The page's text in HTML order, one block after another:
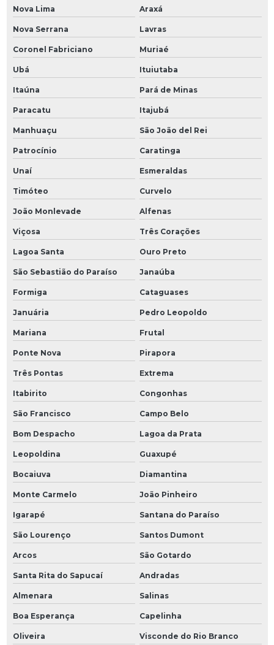
Nova Lima Araxá
Nova Serrana Lavras
Coronel Fabriciano Muriaé
Ubá Ituiutaba
Itaúna Pará de Minas
Paracatu Itajubá
Manhuaçu São João del Rei
Patrocínio Caratinga
Unaí Esmeraldas
Timóteo Curvelo
João Monlevade Alfenas
Viçosa Três Corações
Lagoa Santa Ouro Preto
São Sebastião do Paraíso Janaúba
Formiga Cataguases
Januária Pedro Leopoldo
Mariana Frutal
Ponte Nova Pirapora
Três Pontas Extrema
Itabirito Congonhas
São Francisco Campo Belo
Bom Despacho Lagoa da Prata
Leopoldina Guaxupé
Bocaiuva Diamantina
Monte Carmelo João Pinheiro
Igarapé Santana do Paraíso
São Lourenço Santos Dumont
Arcos São Gotardo
Santa Rita do Sapucaí Andradas
Almenara Salinas
Boa Esperança Capelinha
Oliveira Visconde do Rio Branco